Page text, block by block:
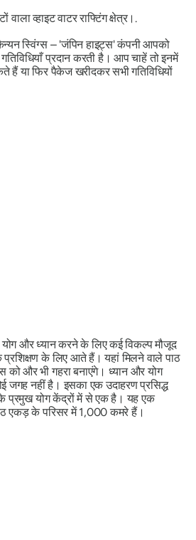
व्हाइट वाटर राफ्टिंग क्षेत्र।.
स्विंग्स – 'जंपिन हाइट्स' कंपनी आपको
प्रदान करती है। आप चाहें तो इनमें
हैं या फिर पैकेज खरीदकर सभी गतिविधियों
और ध्यान करने के लिए कई विकल्प मौजूद
प्रशिक्षण के लिए आते हैं। यहां मिलने वाले पाठ
और भी गहरा बनाएंगे। ध्यान और योग
नहीं है। इसका एक उदाहरण प्रसिद्ध
प्रमुख योग केंद्रों में से एक है। यह एक
एकड़ के परिसर में 1,000 कमरे हैं।